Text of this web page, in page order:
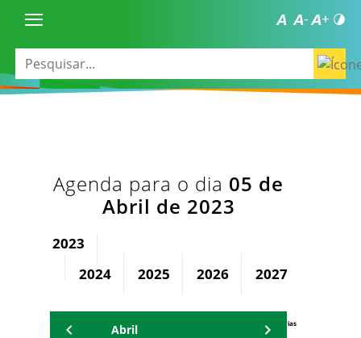
Agenda para o dia 05 de
Abril de 2023
2023
2024
2025 2026 2027
Agenda Secretárias
Abril